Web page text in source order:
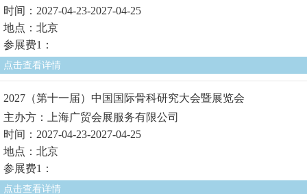
时间：2027-04-23-2027-04-25
地点：北京
参展费1：
点击查看详情
2027（第十一届）中国国际骨科研究大会暨展览会
主办方：上海广贸会展服务有限公司
时间：2027-04-23-2027-04-25
地点：北京
参展费1：
点击查看详情